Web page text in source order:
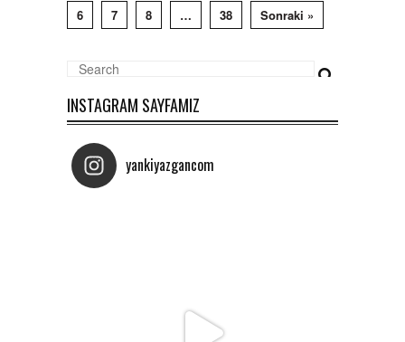
6
7 8 … 38 Sonraki »
INSTAGRAM SAYFAMIZ
yankiyazgancom